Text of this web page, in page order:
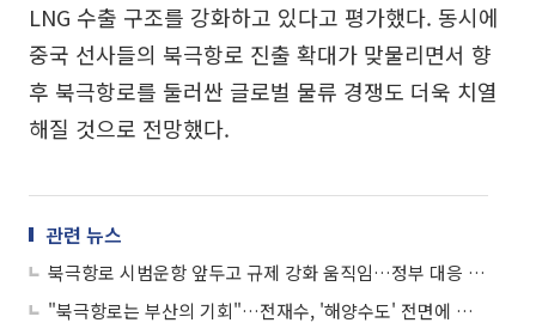
LNG 수출 구조를 강화하고 있다고 평가했다. 동시에
중국 선사들의 북극항로 진출 확대가 맞물리면서 향
후 북극항로를 둘러싼 글로벌 물류 경쟁도 더욱 치열
해질 것으로 전망했다.
관련 뉴스
북극항로 시범운항 앞두고 규제 강화 움직임…정부 대응 전략 '시급'
"북극항로는 부산의 기회"…전재수, '해양수도' 전면에 걸고 정책 승부수